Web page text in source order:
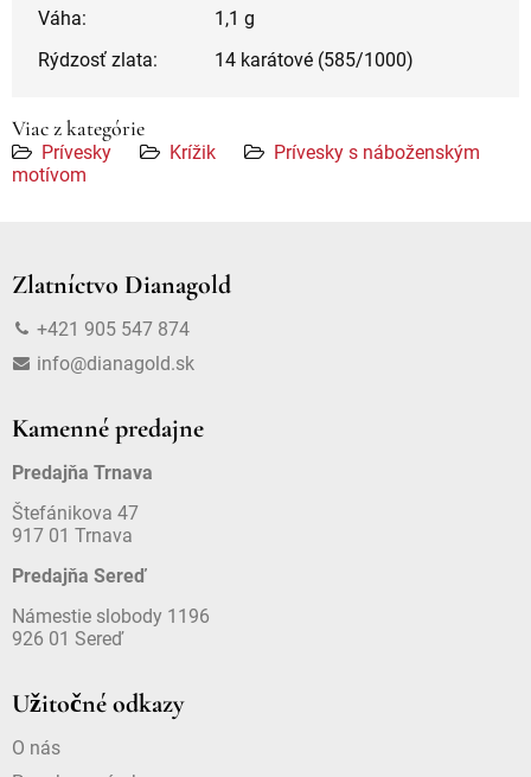
Váha:
1,1 g
Rýdzosť zlata:
14 karátové (585/1000)
Viac z kategórie
Prívesky Krížik
Prívesky s náboženským
motívom
Zlatníctvo Dianagold
+421 905 547 874
info@dianagold.sk
Kamenné predajne
Predajňa Trnava
Štefánikova 47
917 01 Trnava
Predajňa Sereď
Námestie slobody 1196
926 01 Sereď
Užitočné odkazy
O nás